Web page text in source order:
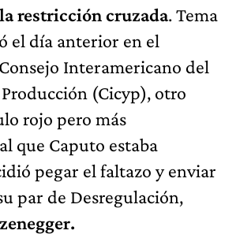
la restricción cruzada. Tema
el día anterior en el
Interamericano del
(Cicyp), otro
rojo pero más
que Caputo estaba
pegar el faltazo y enviar
par de Desregulación,